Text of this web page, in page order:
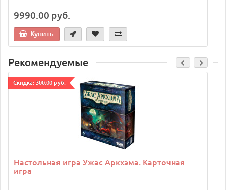
9990.00 руб.
Купить
Рекомендуемые
Cкидка: 300.00 руб.
Настольная игра Ужас Аркхэма. Карточная
игра